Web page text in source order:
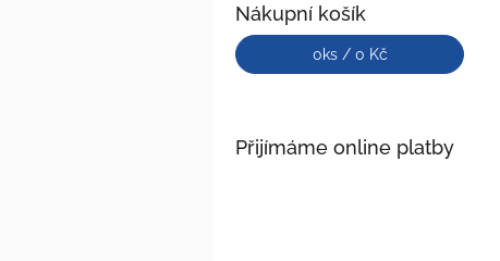
Nákupní košík
0ks / 0 Kč
Přijímáme online platby